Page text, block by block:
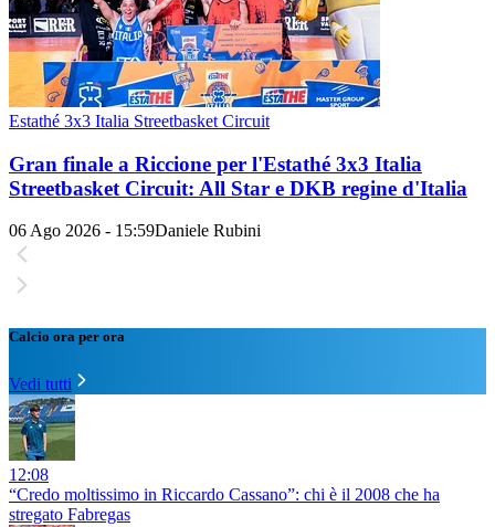
Estathé 3x3 Italia Streetbasket Circuit
Gran finale a Riccione per l'Estathé 3x3 Italia
Streetbasket Circuit: All Star e DKB regine d'Italia
06 Ago 2026 - 15:59Daniele Rubini
Calcio ora per ora
Vedi tutti
12:08
“Credo moltissimo in Riccardo Cassano”: chi è il 2008 che ha
stregato Fabregas